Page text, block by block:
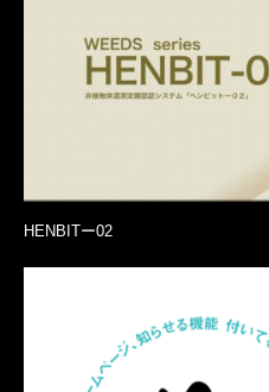
HENBITー02